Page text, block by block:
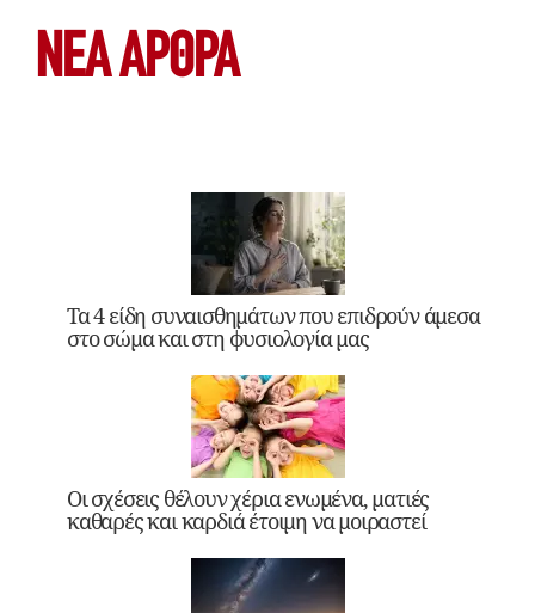
ΝΕΑ ΆΡΘΡΑ
Τα 4 είδη συναισθημάτων που επιδρούν άμεσα
στο σώμα και στη φυσιολογία μας
Οι σχέσεις θέλουν χέρια ενωμένα, ματιές
καθαρές και καρδιά έτοιμη να μοιραστεί